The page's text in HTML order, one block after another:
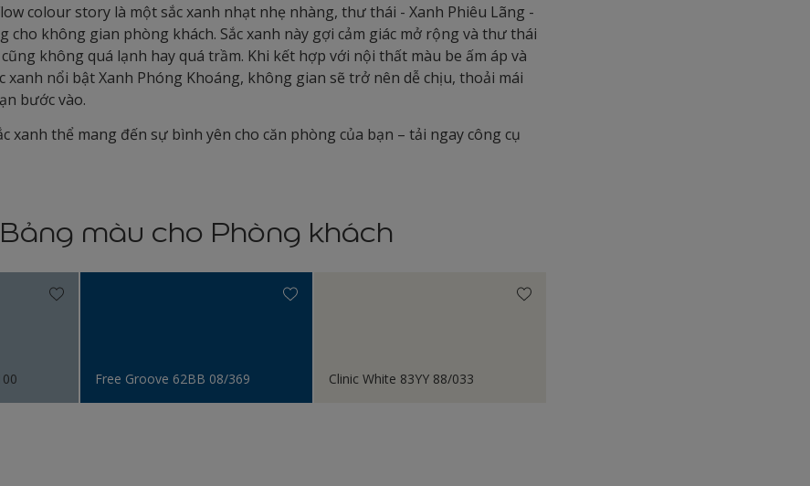
colour story là một sắc xanh nhạt nhẹ nhàng, thư thái - Xanh Phiêu Lãng -
cho không gian phòng khách. Sắc xanh này gợi cảm giác mở rộng và thư thái
không quá lạnh hay quá trầm. Khi kết hợp với nội thất màu be ấm áp và
xanh nổi bật Xanh Phóng Khoáng, không gian sẽ trở nên dễ chịu, thoải mái
bước vào.
xanh thể mang đến sự bình yên cho căn phòng của bạn – tải ngay công cụ
Bảng màu cho Phòng khách
Free Groove 62BB 08/369 Clinic White 83YY 88/033